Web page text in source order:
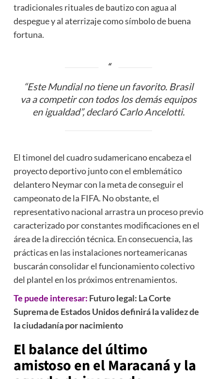
tradicionales rituales de bautizo con agua al
despegue y al aterrizaje como símbolo de buena
fortuna.
“Este Mundial no tiene un favorito. Brasil
va a competir con todos los demás equipos
en igualdad”, declaró Carlo Ancelotti.
El timonel del cuadro sudamericano encabeza el
proyecto deportivo junto con el emblemático
delantero Neymar con la meta de conseguir el
campeonato de la FIFA. No obstante, el
representativo nacional arrastra un proceso previo
caracterizado por constantes modificaciones en el
área de la dirección técnica. En consecuencia, las
prácticas en las instalaciones norteamericanas
buscarán consolidar el funcionamiento colectivo
del plantel en los próximos entrenamientos.
Te puede interesar: Futuro legal: La Corte
Suprema de Estados Unidos definirá la validez de
la ciudadanía por nacimiento
El balance del último
amistoso en el Maracaná y la